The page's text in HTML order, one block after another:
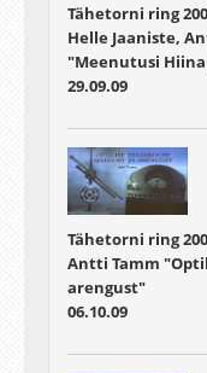
Tähetorni ring
Helle Jaaniste,
"Meenutusi
29.09.09
Tähetorni ring
Antti Tamm
arengust"
06.10.09